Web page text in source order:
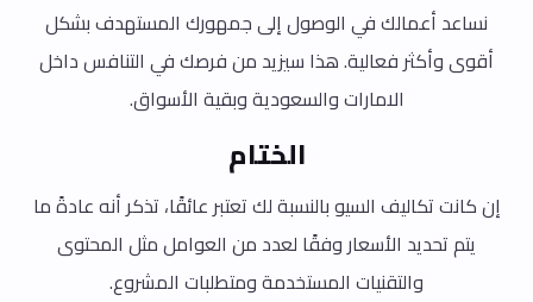
نساعد أعمالك في الوصول إلى جمهورك المستهدف بشكل
أقوى وأكثر فعالية. هذا سيزيد من فرصك في التنافس داخل
الامارات والسعودية وبقية الأسواق.
الختام
إن كانت تكاليف السيو بالنسبة لك تعتبر عائقًا، تذكر أنه عادةً ما
يتم تحديد الأسعار وفقًا لعدد من العوامل مثل المحتوى
والتقنيات المستخدمة ومتطلبات المشروع.